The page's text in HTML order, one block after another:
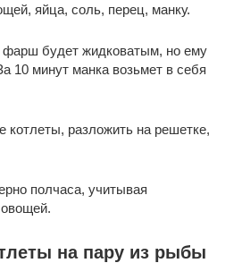
яйца, соль, перец, манку.
будет жидковатым, но ему
10 минут манка возьмет в себя
котлеты, разложить на решетке,
полчаса, учитывая
на пару из рыбы